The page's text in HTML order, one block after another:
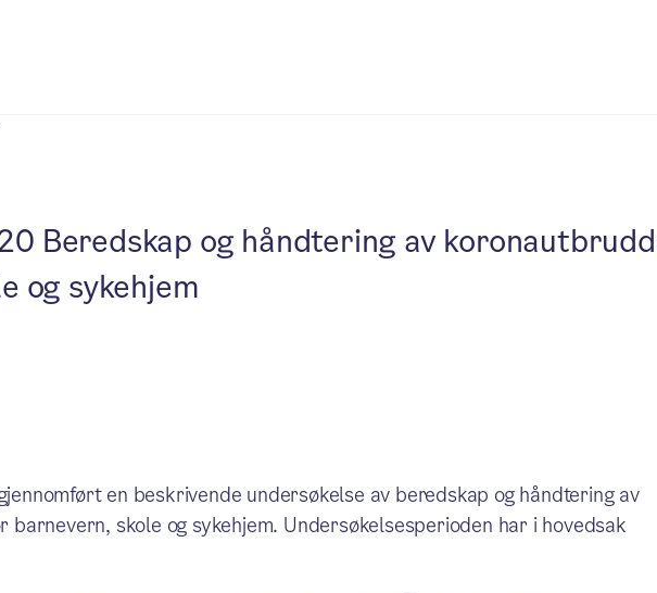
Beredskap og håndtering av
og sykehjem
en beskrivende undersøkelse av beredskap og håndtering av
barnevern, skole og sykehjem. Undersøkelsesperioden har i hovedsak